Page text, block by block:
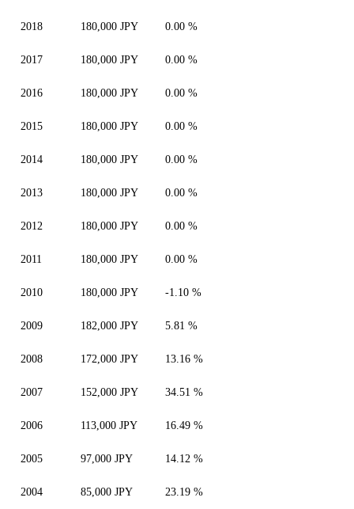
2018 180,000 JPY 0.00 %
2017 180,000 JPY 0.00 %
2016 180,000 JPY 0.00 %
2015 180,000 JPY 0.00 %
2014 180,000 JPY 0.00 %
2013 180,000 JPY 0.00 %
2012 180,000 JPY 0.00 %
2011 180,000 JPY 0.00 %
2010 180,000 JPY -1.10 %
2009 182,000 JPY 5.81 %
2008 172,000 JPY 13.16 %
2007 152,000 JPY 34.51 %
2006 113,000 JPY 16.49 %
2005 97,000 JPY 14.12 %
2004 85,000 JPY 23.19 %